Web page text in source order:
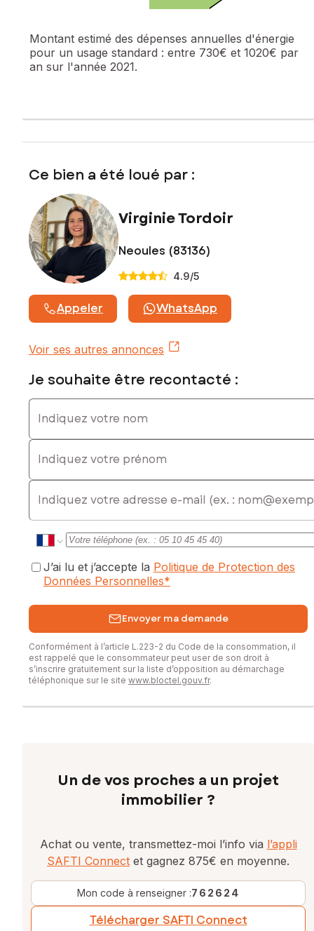
Montant estimé des dépenses annuelles d'énergie
pour un usage standard : entre 730€ et 1020€ par
an sur l'année 2021.
Ce bien a été loué par :
Virginie Tordoir
Neoules (83136)
4.9/5
Appeler WhatsApp
Voir ses autres annonces
Je souhaite être recontacté :
Indiquez votre nom
Indiquez votre prénom
E-mail
J’ai lu et j’accepte la Politique de Protection des
Données Personnelles*
Envoyer ma demande
Conformément à l’article L.223-2 du Code de la consommation, il
est rappelé que le consommateur peut user de son droit à
s’inscrire gratuitement sur la liste d’opposition au démarchage
téléphonique sur le site www.bloctel.gouv.fr.
Un de vos proches a un projet
immobilier ?
Achat ou vente, transmettez-moi l’info via l’appli
SAFTI Connect et gagnez 875€ en moyenne.
Mon code à renseigner :762624
Télécharger SAFTI Connect